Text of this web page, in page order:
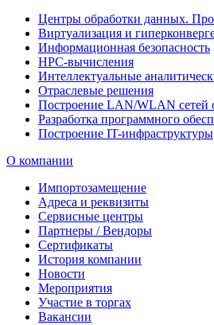
Центры обработки данных.
Виртуализация и
Информационная безопасность
HPC-вычисления
Интеллектуальные
Отраслевые решения
Построение LAN/WLAN сетей
Разработка программного
Построение IT-инфраструктуры
О компании
Импортозамещение
Адреса и реквизиты
Сервисные центры
Партнеры / Вендоры
Сертификаты
История компании
Новости
Мероприятия
Участие в торгах
Вакансии